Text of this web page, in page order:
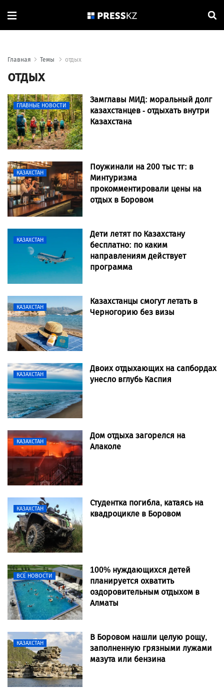
Главная Темы отдых
отдых
ГЛАВНЫЕ НОВОСТИ
Замглавы МИД: моральный долг
казахстанцев - отдыхать внутри
Казахстана
КАЗАХСТАН
Поужинали на 200 тыс тг: в
Минтуризма
прокомментировали цены на
отдых в Боровом
КАЗАХСТАН
Дети летят по Казахстану
бесплатно: по каким
направлениям действует
программа
КАЗАХСТАН
Казахстанцы смогут летать в
Черногорию без визы
КАЗАХСТАН
Двоих отдыхающих на сапбордах
унесло вглубь Каспия
КАЗАХСТАН
Дом отдыха загорелся на
Алаколе
КАЗАХСТАН
Студентка погибла, катаясь на
квадроцикле в Боровом
ВСЕ НОВОСТИ
100% нуждающихся детей
планируется охватить
оздоровительным отдыхом в
Алматы
КАЗАХСТАН
В Боровом нашли целую рощу,
заполненную грязными лужами
мазута или бензина